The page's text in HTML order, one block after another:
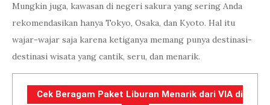
Mungkin juga, kawasan di negeri sakura yang sering Anda
rekomendasikan hanya Tokyo, Osaka, dan Kyoto. Hal itu
wajar-wajar saja karena ketiganya memang punya destinasi-
destinasi wisata yang cantik, seru, dan menarik.
Cek Beragam Paket Liburan Menarik dari VIA di